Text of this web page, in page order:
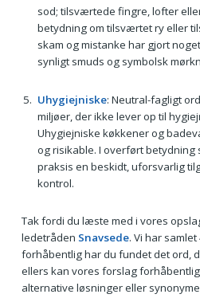
sod; tilsværtede fingre, lofter
betydning om tilsværtet ry eller
skam og mistanke har gjort
synligt smuds og symbolsk
Uhygiejniske: Neutral-fagligt
miljøer, der ikke lever op til
Uhygiejniske køkkener og
og risikable. I overført
praksis en beskidt, uforsvarlig
kontrol.
Tak fordi du læste med i vores
ledetråden Snavsede. Vi har
forhåbentlig har du fundet det ord,
ellers kan vores forslag
alternative løsninger eller